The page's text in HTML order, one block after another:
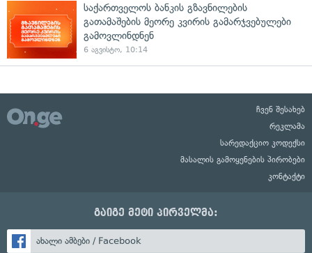
საქართველოს ბანკის გზავნილების
გათამაშების მეორე კვირის გამარჯვებულები
გამოვლინდნენ
6 აგვისტო, 10:14
ჩვენ შესახებ
რეკლამა
სარედაქციო კოდექსი
მასალის გამოყენების პირობები
კონტაქტი
გაიგე მეტი პირველმა:
ახალი ამბები / Facebook